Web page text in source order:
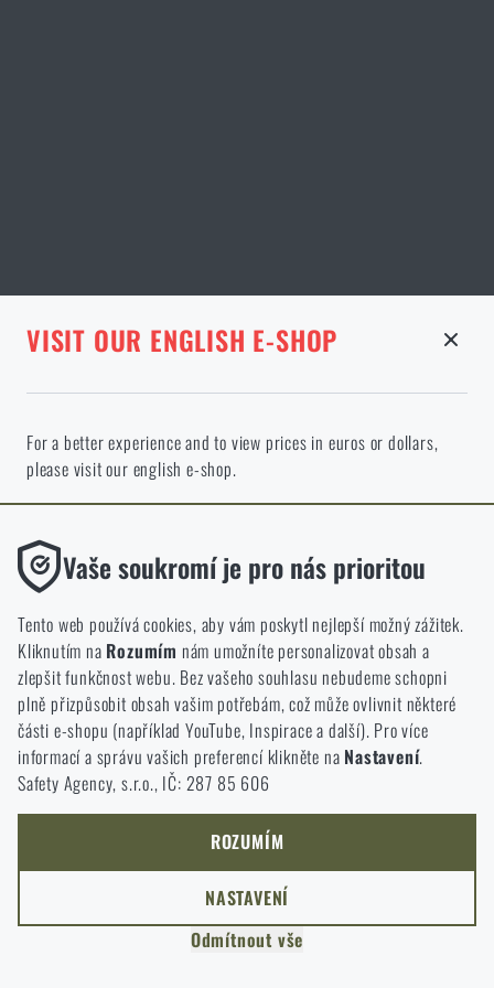
STRÁNKA V DANÉM JAZYCE NEEXISTUJE
Ve vámi vybraném jazyce stránka neexistuje. Můžete tedy zůstat
zde, nebo přejít na hlavní stránku cílového jazyka. Jakou možnost
si vyberete?
ZŮSTANU TADY
PŘEJÍT DO KOŠÍKU
ODEJÍT
ROZUMÍM, POKRAČOVAT
VISIT OUR ENGLISH E-SHOP
For a better experience and to view prices in euros or dollars,
please visit our english e-shop.
I WILL STAY HERE
GO TO RIGAD.COM
Vaše soukromí je pro nás prioritou
Tento web používá cookies, aby vám poskytl nejlepší možný zážitek.
Kliknutím na Rozumím nám umožníte personalizovat obsah a
zlepšit funkčnost webu. Bez vašeho souhlasu nebudeme schopni
plně přizpůsobit obsah vašim potřebám, což může ovlivnit některé
části e-shopu (například YouTube, Inspirace a další). Pro více
informací a správu vašich preferencí klikněte na Nastavení.
Safety Agency, s.r.o., IČ: 287 85 606
Funkční
Bez nich by náš web vůbec nefungoval. U těchto cookies není
možné zakázat jejich ukládání.
Analytické
Do těchto cookies se anonymně ukládá, jakým způsobem
procházíte a používáte náš web. Pomáhají nám lépe chápat, co
se našim zákazníkům líbí a kterým směrem se máme ubírat.
Marketingové
Tyto cookies nám pomáhají optimalizovat reklamu směřující na
náš e-shop, aby byla co nejvíce efektivní a náš obchod se mohl
neustále rozvíjet a zlepšovat.
Díky těmto cookies dokážeme reklamu personalizovat a nabízet
ROZUMÍM
NASTAVENÍ
Odmítnout vše